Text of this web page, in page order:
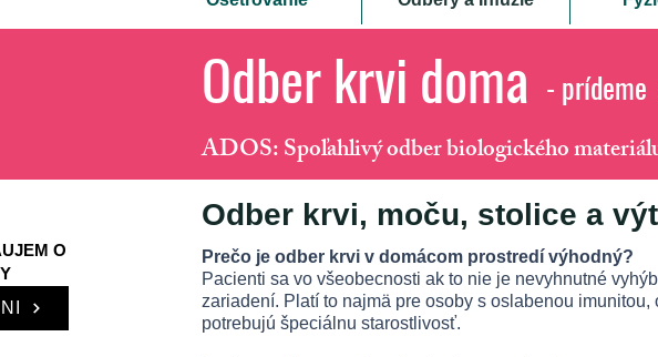
O
Odber krvi doma -
ADOS: Spoľahlivý odber biologického
Odber krvi, moču, stolice a
Prečo je odber krvi v domácom prostredí výhodný?
Pacienti sa vo všeobecnosti ak to nie je nevyhnutné
zariadení. Platí to najmä pre osoby s oslabenou
potrebujú špeciálnu starostlivosť.